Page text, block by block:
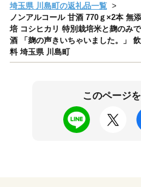
埼玉県 川島町の返礼品一覧
ノンアルコール 甘酒 770ｇ×2本 無
培 コシヒカリ 特別栽培米と麹のみ
酒 「麹の声きいちゃいました。」
料 埼玉県 川島町
このページ